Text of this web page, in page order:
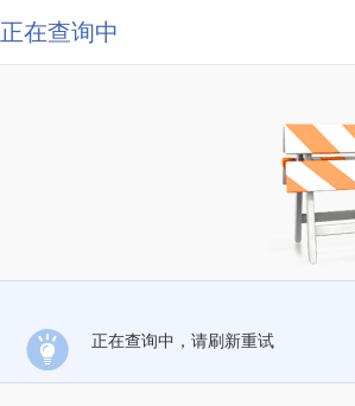
正在查询中
正在查询中，请刷新重试